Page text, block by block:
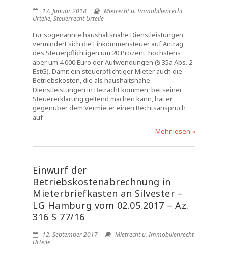
17. Januar 2018
Mietrecht u. Immobilienrecht
Urteile, Steuerrecht Urteile
Für sogenannte haushaltsnahe Dienstleistungen
vermindert sich die Einkommensteuer auf Antrag
des Steuerpflichtigen um 20 Prozent, höchstens
aber um 4.000 Euro der Aufwendungen (§ 35a Abs. 2
EstG). Damit ein steuerpflichtiger Mieter auch die
Betriebskosten, die als haushaltsnahe
Dienstleistungen in Betracht kommen, bei seiner
Steuererklärung geltend machen kann, hat er
gegenüber dem Vermieter einen Rechtsanspruch
auf
Mehr lesen »
Einwurf der
Betriebskostenabrechnung in
Mieterbriefkasten an Silvester –
LG Hamburg vom 02.05.2017 – Az.
316 S 77/16
12. September 2017
Mietrecht u. Immobilienrecht
Urteile